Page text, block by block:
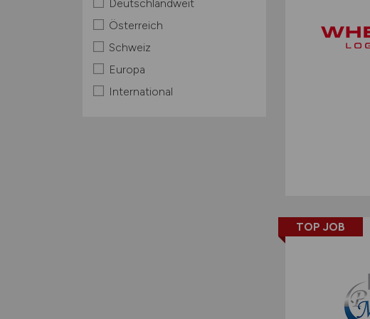
Deutschlandweit
Österreich
Schweiz
Europa
International
TOP JOB